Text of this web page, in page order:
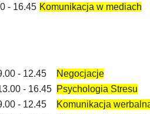
- 16.45 Komunikacja w mediach
- 12.45
Negocjacje
- 16.45 Psychologia Stresu
- 12.45
Komunikacja